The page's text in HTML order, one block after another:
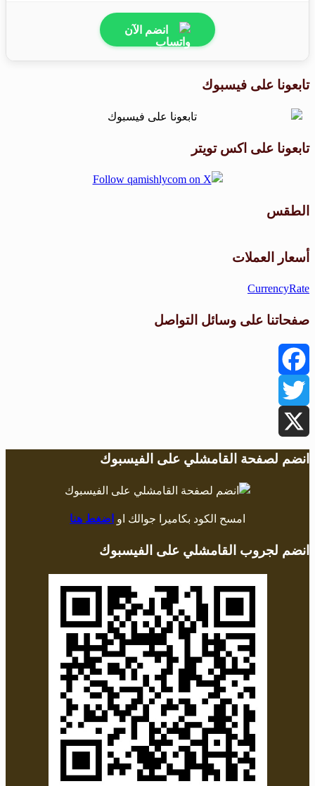
انضم الآن
تابعونا على فيسبوك
تابعونا على اكس تويتر
الطقس
أسعار العملات
CurrencyRate
صفحاتنا على وسائل التواصل
Facebook
Twitter
X
انضم لصفحة القامشلي على الفيسبوك
امسح الكود بكاميرا جوالك او اضغط هنا
انضم لجروب القامشلي على الفيسبوك